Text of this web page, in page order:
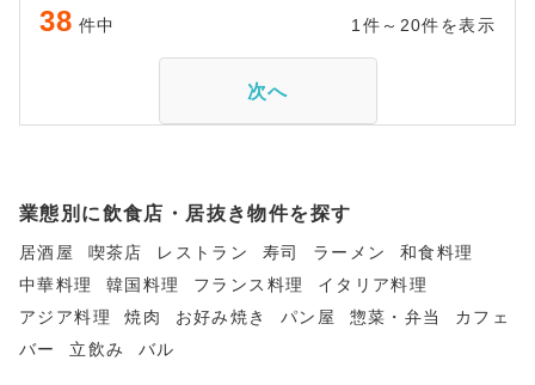
38 件中 1件～20件を表示
次へ
業態別に飲食店・居抜き物件を探す
居酒屋 喫茶店 レストラン 寿司 ラーメン
和食料理
中華料理
韓国料理 フランス料理
イタリア料理
アジア料理
焼肉 お好み焼き パン屋 惣菜・弁当
カフェ
バー
立飲み バル